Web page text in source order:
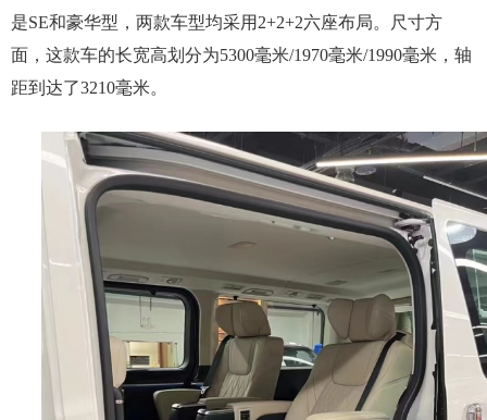
是SE和豪华型，两款车型均采用2+2+2六座布局。尺寸方
面，这款车的长宽高划分为5300毫米/1970毫米/1990毫米，轴
距到达了3210毫米。